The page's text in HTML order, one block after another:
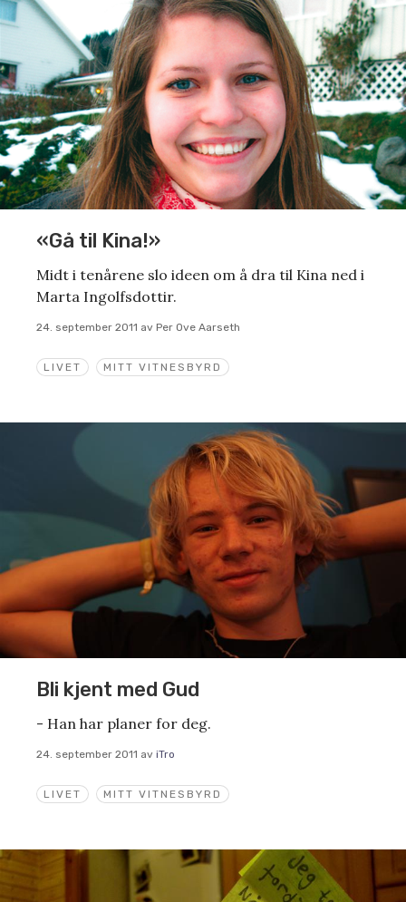
LIVET MITT VITNESBYRD
«Gå til Kina!»
Midt i tenårene slo ideen om å dra til Kina ned i
Marta Ingolfsdottir.
24. september 2011 av Per Ove Aarseth
LIVET MITT VITNESBYRD
Bli kjent med Gud
- Han har planer for deg.
24. september 2011 av iTro